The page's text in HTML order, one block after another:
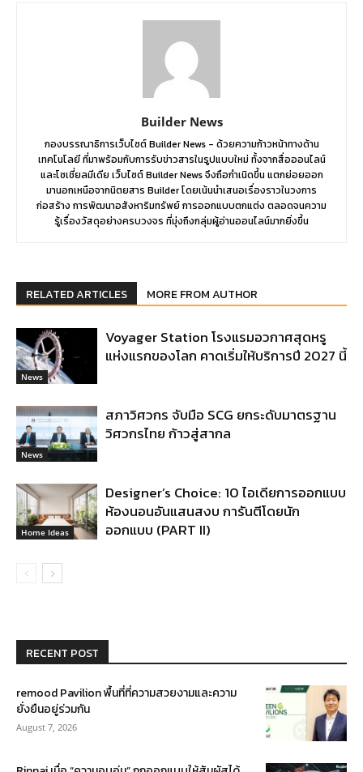
Builder News
กองบรรณาธิการเว็บไซต์ Builder News - ด้วยความก้าวหน้าทางด้าน
เทคโนโลยี ที่มาพร้อมกับการรับข่าวสารในรูปแบบใหม่ ทั้งจากสื่อออนไลน์
และโซเชี่ยลมีเดีย เว็บไซต์ Builder News จึงถือกำเนิดขึ้น แตกย่อยออก
มานอกเหนือจากนิตยสาร Builder โดยเน้นนำเสนอเรื่องราวในวงการ
ก่อสร้าง การพัฒนาอสังหาริมทรัพย์ การออกแบบตกแต่ง ตลอดจนความ
รู้เรื่องวัสดุอย่างครบวงจร ที่มุ่งถึงกลุ่มผู้อ่านออนไลน์มากยิ่งขึ้น
RELATED ARTICLES MORE FROM AUTHOR
News
Voyager Station โรงแรมอวกาศสุดหรู
แห่งแรกของโลก คาดเริ่มให้บริการปี 2027 นี้
News
สภาวิศวกร จับมือ SCG ยกระดับมาตรฐาน
วิศวกรไทย ก้าวสู่สากล
Home Ideas
Designer’s Choice: 10 ไอเดียการออกแบบ
ห้องนอนอันแสนสงบ การันตีโดยนัก
ออกแบบ (PART II)
RECENT POST
remood Pavilion พื้นที่ที่ความสวยงามและความ
ยั่งยืนอยู่ร่วมกัน
August 7, 2026